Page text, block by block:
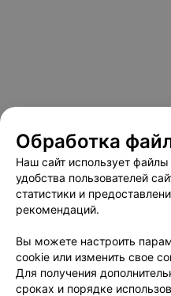
Обработка
Наш сайт использует
удобства пользователей
статистики и
рекомендаций.
Вы можете настроить
cookie или изменить свое
Для получения
сроках и порядке